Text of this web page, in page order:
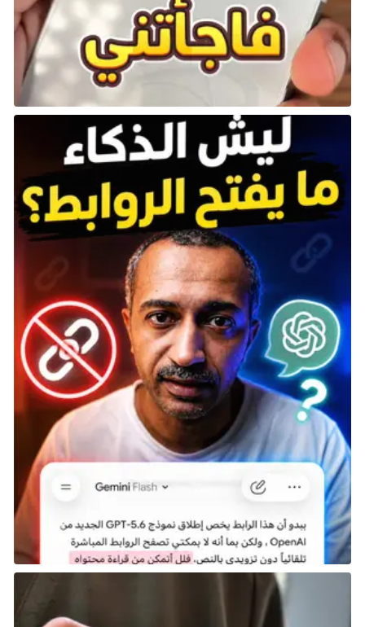
لعبة Resident Evil 5 حصلت على آراء متباينة من اللاعبين
والنقاد. بغض النظر عن كيفية شعور اللاعبين تجاه تركيزها
على الحركة، أو عناصر الرعب والبقاء (أو افتقارها لذلك)، أو
حبكتها وما إلى ذلك، هناك شيء يصعب إنكاره: إنها بالتأكيد
مليئة بالإثارة.
من مشهد سينمائي مبالغ فيه إلى مشهد مليء بالحركة،
فإن مغامرة Chris Redfield و Sheva Alomar لا تتوقف.
وكنقطة إضافية، تتميز اللعبة بظهور طويل لـ Albert
Wesker، أحد أكثر الأشرار قوة وشهرة في السلسلة.
بحلول وقت هذه اللعبة، كان Wesker قد حقق قوة تفوق
بكثير ما يستطيع أبطالنا التعامل معه. خطته الشريرة كانت
نشر فيروس Uroboros، وهو تهديد فيروسي جديد، في الغلاف
الجوي بهدف القضاء على كل البشر باستثناء الأقوى.
من الطبيعي أن أبطالنا لم يكونوا متحمسين لهذه الخطة،
وقاتلوا لإيقاف Wesker طوال اللعبة. لكن في العديد من
المواجهات، نرى كيف أن Chris، رغم قوته الجسدية الجديدة
الهائلة، لا يستطيع مجاراة قوة Wesker. في النهاية، لم